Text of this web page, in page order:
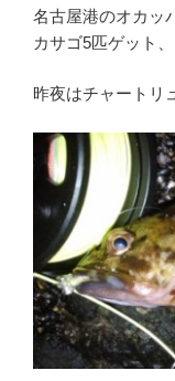
名古屋港のオカッ
カサゴ5匹ゲット
昨夜はチャートリ